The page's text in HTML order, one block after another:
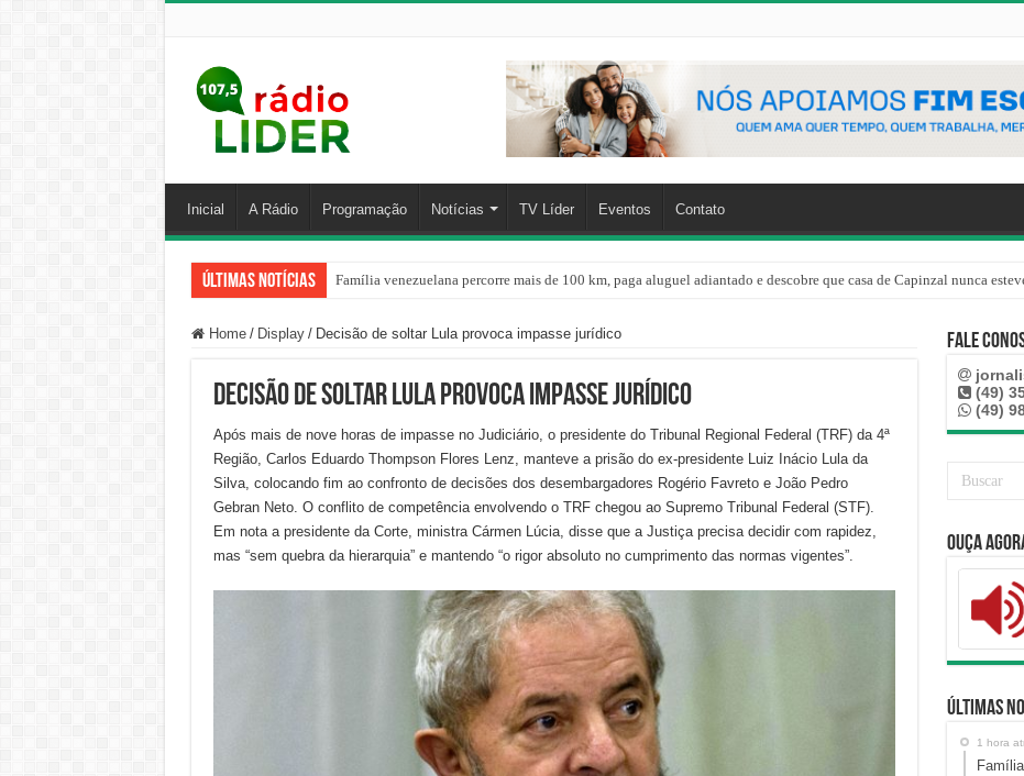
Inicial A Rádio Programação Notícias TV Líder Eventos Contato
Últimas Notícias Família venezuelana percorre mais de 100 km, paga aluguel adiantado e descobre que casa de Capinzal nunca
Home / Display / Decisão de soltar Lula provoca impasse jurídico
Decisão de soltar Lula provoca impasse jurídico
Após mais de nove horas de impasse no Judiciário, o presidente do Tribunal Regional Federal (TRF) da 4ª
Região, Carlos Eduardo Thompson Flores Lenz, manteve a prisão do ex-presidente Luiz Inácio Lula da
Silva, colocando fim ao confronto de decisões dos desembargadores Rogério Favreto e João Pedro
Gebran Neto. O conflito de competência envolvendo o TRF chegou ao Supremo Tribunal Federal (STF).
Em nota a presidente da Corte, ministra Cármen Lúcia, disse que a Justiça precisa decidir com rapidez,
mas “sem quebra da hierarquia” e mantendo “o rigor absoluto no cumprimento das normas vigentes”.
Fale
(49)
(49)
Ouça
Últimas
1 hora